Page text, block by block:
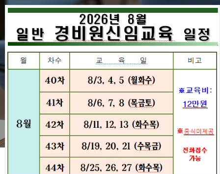
교육 신청하기
경비원교육
경비원교육
교육 신청하기
일반경비원 신임교육